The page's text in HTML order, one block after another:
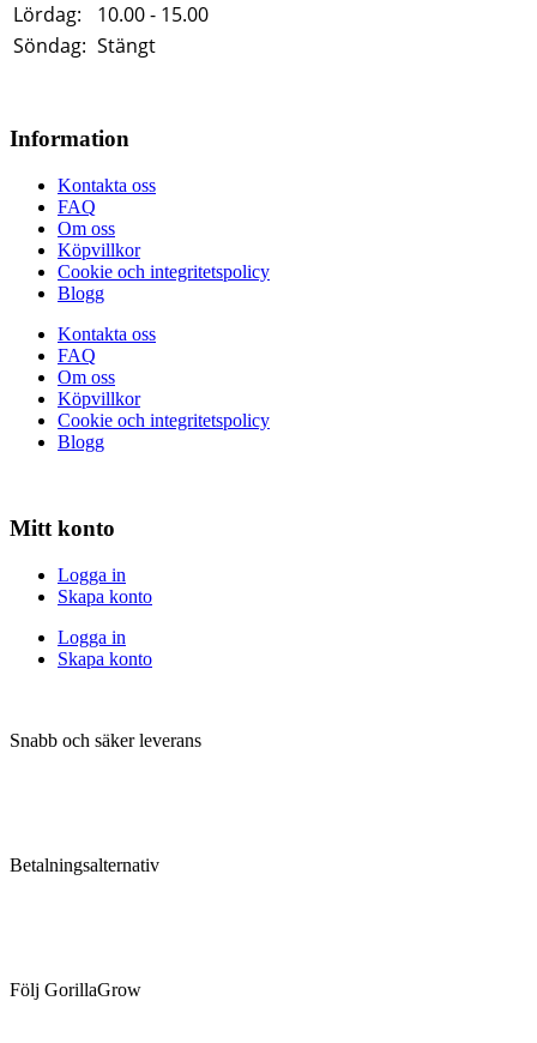
Lördag:
10.00 - 15.00
Söndag: Stängt
Information
Kontakta oss
FAQ
Om oss
Köpvillkor
Cookie och integritetspolicy
Blogg
Kontakta oss
FAQ
Om oss
Köpvillkor
Cookie och integritetspolicy
Blogg
Mitt konto
Logga in
Skapa konto
Logga in
Skapa konto
Snabb och säker leverans
Betalningsalternativ
Följ GorillaGrow